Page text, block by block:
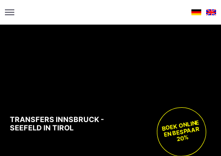
BOEK ONLINE
EN BESPAAR
20%
TRANSFERS INNSBRUCK -
SEEFELD IN TIROL